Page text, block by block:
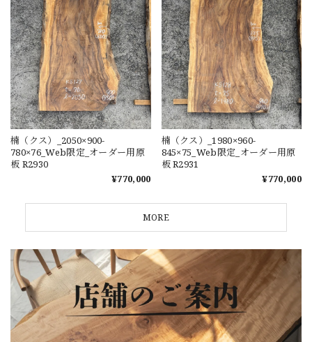
楠（クス）_2050×900-
780×76_Web限定_オーダー用原
板 R2930
¥770,000
楠（クス）_1980×960-
845×75_Web限定_オーダー用原
板 R2931
¥770,000
MORE